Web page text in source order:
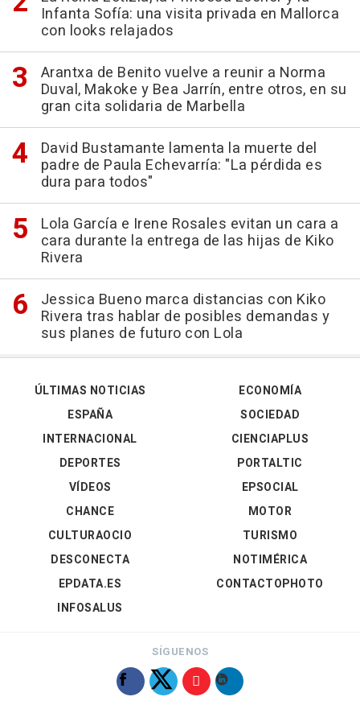
Infanta Sofía: una visita privada en Mallorca
con looks relajados
Arantxa de Benito vuelve a reunir a Norma
Duval, Makoke y Bea Jarrín, entre otros, en su
gran cita solidaria de Marbella
David Bustamante lamenta la muerte del
padre de Paula Echevarría: "La pérdida es
dura para todos"
Lola García e Irene Rosales evitan un cara a
cara durante la entrega de las hijas de Kiko
Rivera
Jessica Bueno marca distancias con Kiko
Rivera tras hablar de posibles demandas y
sus planes de futuro con Lola
ÚLTIMAS NOTICIAS
ESPAÑA
INTERNACIONAL
DEPORTES
VÍDEOS
ECONOMÍA
SOCIEDAD
CIENCIAPLUS
PORTALTIC
EPSOCIAL
CHANCE
CULTURAOCIO
DESCONECTA
EPDATA.ES
INFOSALUS
MOTOR
TURISMO
NOTIMÉRICA
CONTACTOPHOTO
SÍGUENOS